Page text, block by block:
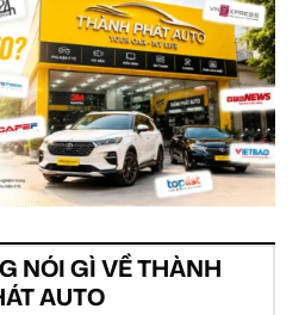
NÓI GÌ VỀ THÀNH
AUTO